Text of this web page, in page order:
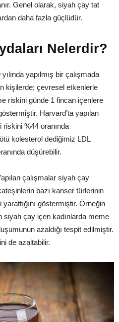
Genel olarak, siyah çay tat
daha fazla güçlüdür.
Nelerdir?
yılında yapılmış bir çalışmada
kişilerde; çevresel etkenlerle
riskini günde 1 fincan içenlere
Harvard’ta yapılan
%44 oranında
kolesterol dediğimiz LDL
düşürebilir.
çalışmalar siyah çay
bazı kanser türlerinin
göstermiştir. Örneğin
siyah çay içen kadınlarda meme
azaldığı tespit edilmiştir.
de azaltabilir.